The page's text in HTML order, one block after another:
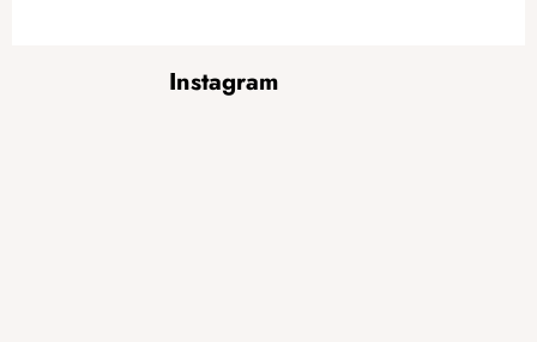
Instagram